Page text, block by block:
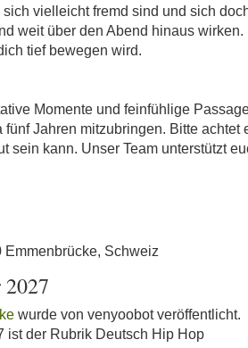
vielleicht fremd sind und sich
weit über den Abend hinaus wirken.
tief bewegen wird.
Momente und feinfühlige
Jahren mitzubringen. Bitte
sein kann. Unser Team unterstützt
Schweiz
wurde von venyoobot veröffentlicht.
ist der Rubrik Deutsch Hip Hop